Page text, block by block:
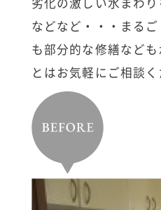
劣化の激しい水まわり
などなど・・・まる
も部分的な修繕など
とはお気軽にご相談く